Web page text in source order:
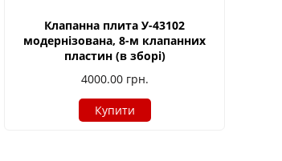
Клапанна плита У-43102
модернізована, 8-м клапанних
пластин (в зборі)
4000.00 грн.
Купити